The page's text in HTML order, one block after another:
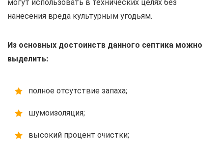
могут использовать в технических целях без
нанесения вреда культурным угодьям.
Из основных достоинств данного септика можно
выделить:
полное отсутствие запаха;
шумоизоляция;
высокий процент очистки;